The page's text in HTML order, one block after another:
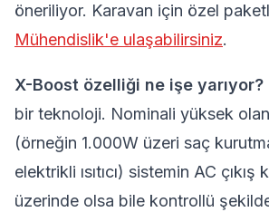
öneriliyor. Karavan için özel
Mühendislik'e ulaşabilirsiniz.
X-Boost özelliği ne işe yarıyor?
bir teknoloji. Nominali yüksek
(örneğin 1.000W üzeri saç
elektrikli ısıtıcı) sistemin AC çıkış
üzerinde olsa bile kontrollü şekilde